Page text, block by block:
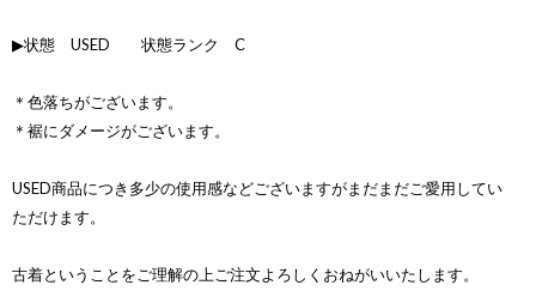
▶状態 USED 状態ランク C
＊色落ちがございます。
＊裾にダメージがございます。
USED商品につき多少の使用感などございますがまだまだご愛用してい
ただけます。
古着ということをご理解の上ご注文よろしくおねがいいたします。